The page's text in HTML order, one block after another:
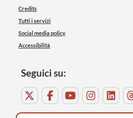
Credits
Tutti i servizi
Social media policy
Accessibilità
Seguici su: